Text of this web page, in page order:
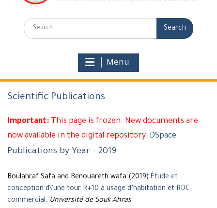
Search:
Menu
Scientific Publications
Important: This page is frozen. New documents are
now available in the digital repository DSpace
Publications by Year - 2019
Boulahraf Safa and Benouareth wafa (2019) Étude et
conception d\'une tour R+10 à usage d’habitation et RDC
commercial. Université de Souk Ahras